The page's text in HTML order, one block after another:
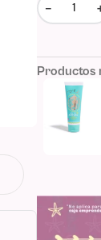
－
Productos